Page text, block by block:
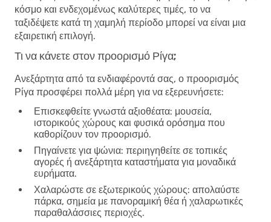
κόσμο και ενδεχομένως καλύτερες τιμές, το να
ταξιδέψετε κατά τη χαμηλή περίοδο μπορεί να είναι μια
εξαιρετική επιλογή.
Τι να κάνετε στον προορισμό Ρίγα;
Ανεξάρτητα από τα ενδιαφέροντά σας, ο προορισμός
Ρίγα προσφέρει πολλά μέρη για να εξερευνήσετε:
Επισκεφθείτε γνωστά αξιοθέατα: μουσεία,
ιστορικούς χώρους και φυσικά ορόσημα που
καθορίζουν τον προορισμό.
Πηγαίνετε για ψώνια: περιηγηθείτε σε τοπικές
αγορές ή ανεξάρτητα καταστήματα για μοναδικά
ευρήματα.
Χαλαρώστε σε εξωτερικούς χώρους: απολαύστε
πάρκα, σημεία με πανοραμική θέα ή χαλαρωτικές
παραθαλάσσιες περιοχές.